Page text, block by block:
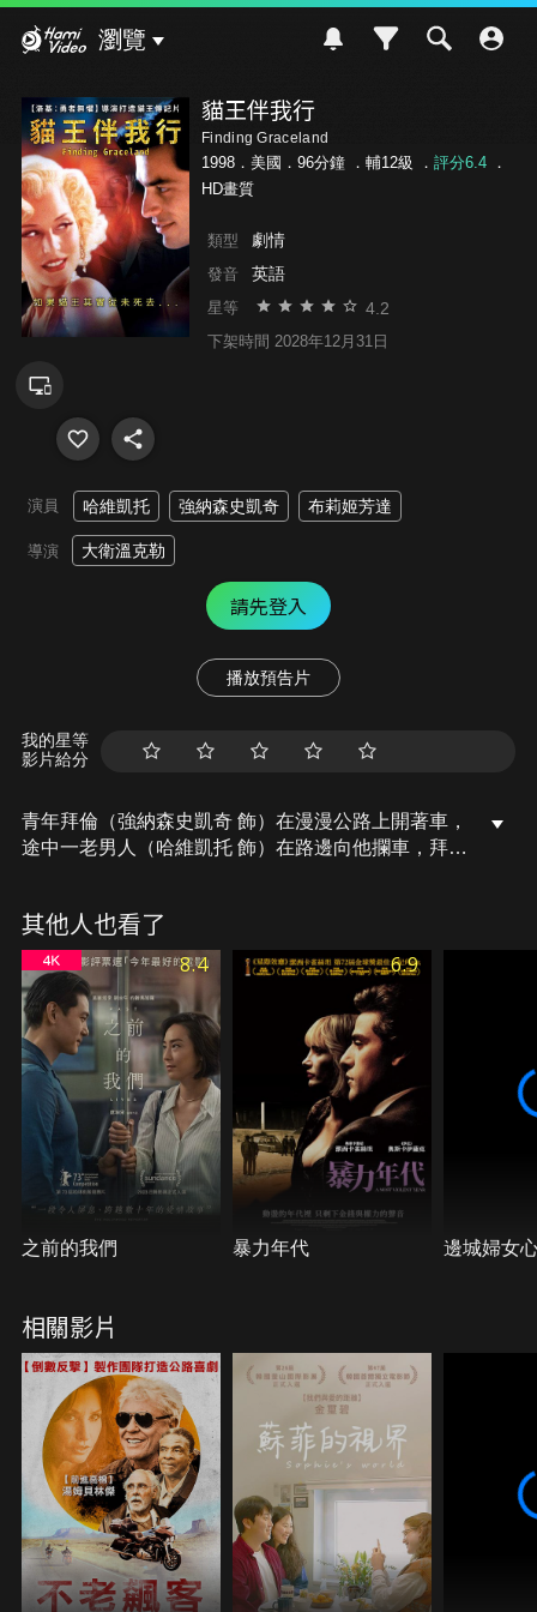
瀏覽
貓王伴我行
Finding Graceland
1998．美國．96分鐘 ． 輔12級 ． 評分6.4．
HD畫質
類型 劇情
發音 英語
星等 4.2
下架時間 2028年12月31日
演員 哈維凱托 強納森史凱奇 布莉姬芳達
導演 大衛溫克勒
請先登入
播放預告片
我的星等
影片給分
青年拜倫（強納森史凱奇 飾）在漫漫公路上開著車，
途中一老男人（哈維凱托 飾）在路邊向他攔車，拜倫
痛，對方卻意外展現出高度的人生智慧，成為他的心
靈支柱……。
其他人也看了
8.4
之前的我們
6.9
暴力年代 邊城婦女
相關影片